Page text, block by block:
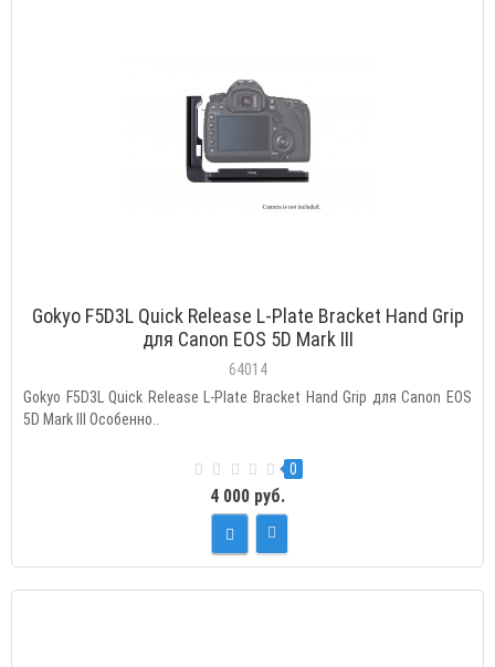
Gokyo F5D3L Quick Release L-Plate Bracket Hand Grip
для Canon EOS 5D Mark III
64014
Gokyo F5D3L Quick Release L-Plate Bracket Hand Grip для Canon EOS
5D Mark III Особенно..
0
4 000 руб.